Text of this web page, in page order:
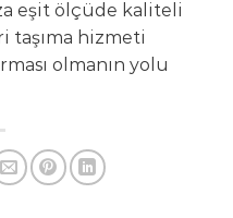
eşit ölçüde kaliteli
taşıma hizmeti
olmanın yolu